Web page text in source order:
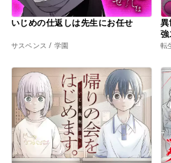
いじめの仕返しは先生にお任せ
サスペンス / 学園
強
転